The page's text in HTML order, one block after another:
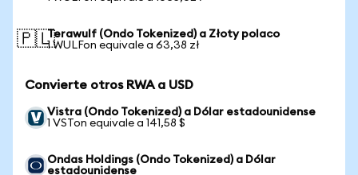
🇵🇱Terawulf (Ondo Tokenized) a Złoty polaco
1 WULFon equivale a 63,38 zł
Convierte otros RWA a USD
Vistra (Ondo Tokenized) a Dólar estadounidense
1 VSTon equivale a 141,58 $
Ondas Holdings (Ondo Tokenized) a Dólar
estadounidense